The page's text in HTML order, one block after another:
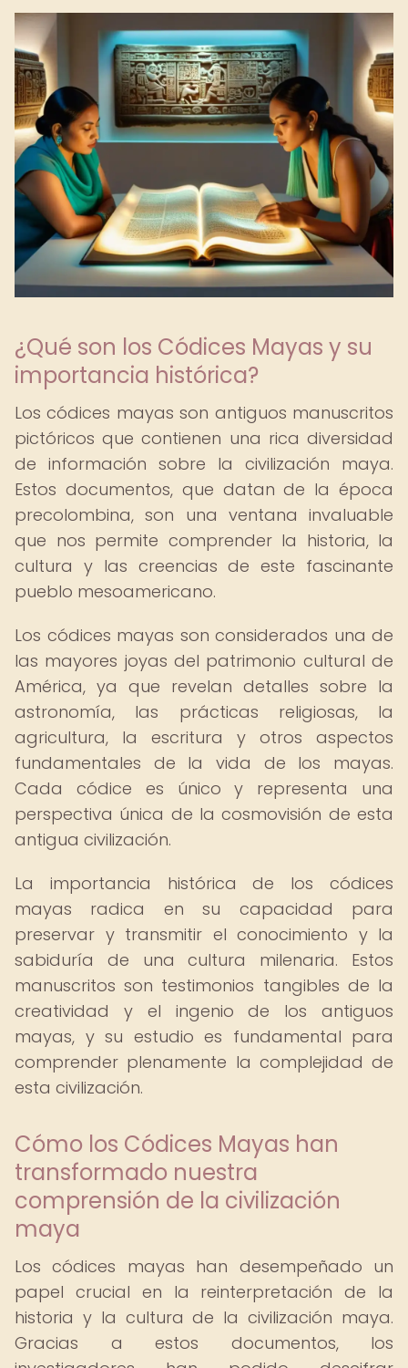
¿Qué son los Códices Mayas y su
importancia histórica?
Los códices mayas son antiguos manuscritos
pictóricos que contienen una rica diversidad
de información sobre la civilización maya.
Estos documentos, que datan de la época
precolombina, son una ventana invaluable
que nos permite comprender la historia, la
cultura y las creencias de este fascinante
pueblo mesoamericano.
Los códices mayas son considerados una de
las mayores joyas del patrimonio cultural de
América, ya que revelan detalles sobre la
astronomía, las prácticas religiosas, la
agricultura, la escritura y otros aspectos
fundamentales de la vida de los mayas.
Cada códice es único y representa una
perspectiva única de la cosmovisión de esta
antigua civilización.
La importancia histórica de los códices
mayas radica en su capacidad para
preservar y transmitir el conocimiento y la
sabiduría de una cultura milenaria. Estos
manuscritos son testimonios tangibles de la
creatividad y el ingenio de los antiguos
mayas, y su estudio es fundamental para
comprender plenamente la complejidad de
esta civilización.
Cómo los Códices Mayas han
transformado nuestra
comprensión de la civilización
maya
Los códices mayas han desempeñado un
papel crucial en la reinterpretación de la
historia y la cultura de la civilización maya.
Gracias a estos documentos, los